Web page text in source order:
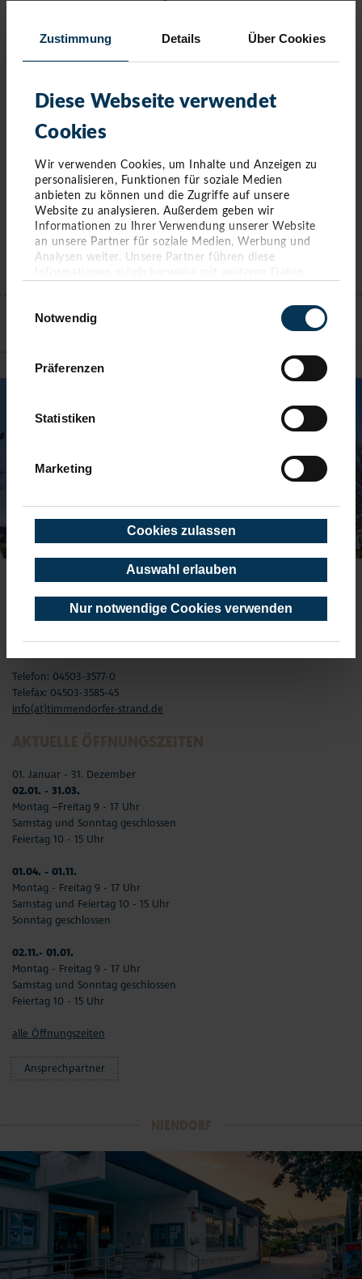
Zustimmung Details Über Cookies
Diese Webseite verwendet
Cookies
Wir verwenden Cookies, um Inhalte und Anzeigen zu
personalisieren, Funktionen für soziale Medien
anbieten zu können und die Zugriffe auf unsere
Website zu analysieren. Außerdem geben wir
Informationen zu Ihrer Verwendung unserer Website
an unsere Partner für soziale Medien, Werbung und
Analysen weiter. Unsere Partner führen diese
sie im Rahmen Ihrer Nutzung der Dienste gesammelt
haben. Sie geben Einwilligung zu unseren Cookies,
Notwendig
Präferenzen
Statistiken
Marketing
Cookies zulassen
Auswahl erlauben
Nur notwendige Cookies verwenden
TOURIST-INFORMATION TIMMENDORFER STRAND
23669 Timmendorfer Strand
Telefon: 04503-3577-0
Telefax: 04503-3585-45
info(at)timmendorfer-strand.de
01. Januar - 31. Dezember
02.01. - 31.03.
Montag –Freitag 9 - 17 Uhr
Samstag und Sonntag geschlossen
Feiertag 10 - 15 Uhr
01.04. - 01.11.
Montag - Freitag 9 - 17 Uhr
Samstag und Feiertag 10 - 15 Uhr
Sonntag geschlossen
02.11.- 01.01.
Montag - Freitag 9 - 17 Uhr
Samstag und Sonntag geschlossen
Feiertag 10 - 15 Uhr
alle Öffnungszeiten
Ansprechpartner